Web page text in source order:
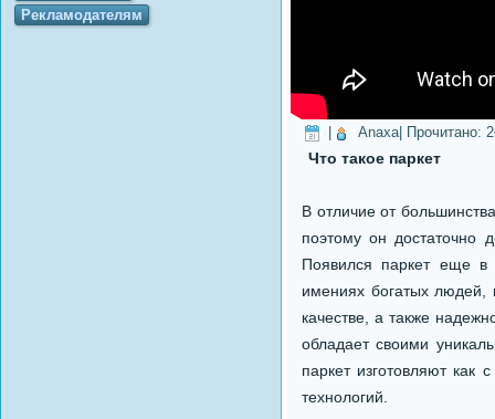
Рекламодателям
Anaxa| Прочитано:
Что такое паркет
В отличие от
поэтому он достаточно
Появился паркет еще в
имениях богатых людей,
качестве, а также
обладает своими
паркет изготовляют
технологий.